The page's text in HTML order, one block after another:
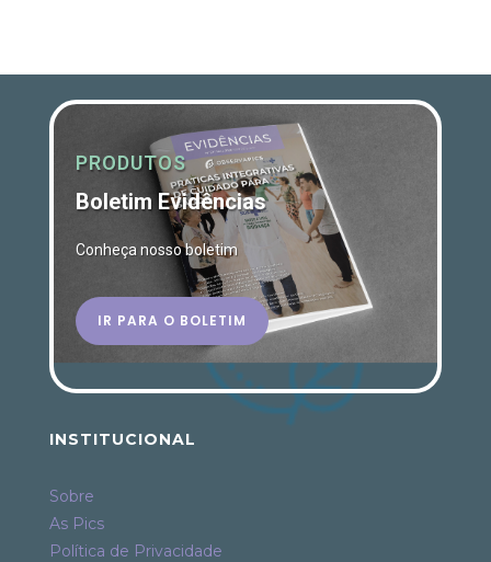
PRODUTOS
Boletim Evidências
Conheça nosso boletim
IR PARA O BOLETIM
INSTITUCIONAL
Sobre
As Pics
Política de Privacidade